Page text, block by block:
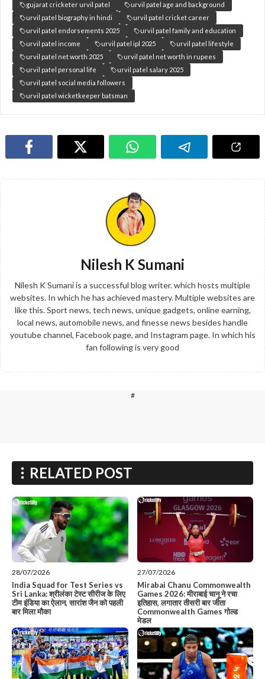
gujarat cricketer urvil patel
urvil patel age and background
urvil patel biography in hindi
urvil patel cricket career
urvil patel endorsements 2025
urvil patel family and education
urvil patel income
urvil patel ipl 2025
urvil patel lifestyle
urvil patel net worth 2025
urvil patel net worth in rupees
urvil patel personal life
urvil patel salary 2025
urvil patel social media followers
urvil patel wicketkeeper batsman
Nilesh K Sumani
Nilesh K Sumani is a successful blog writer. which hosts multiple
websites. In which he has achieved mastery. Multiple websites are
like this. Sport news, tech news, unique gadgets, online earning,
local news, automobile news, and finesse news besides handle
youtube channel, Facebook page, and Instagram page. In which his
fan following is very good
#
RELATED POST
28/07/2026
India Squad for Test Series vs
Sri Lanka: श्रीलंका टेस्ट सीरीज के लिए
टीम इंडिया का ऐलान, सारांश जैन को पहली
बार मिला मौका
27/07/2026
Mirabai Chanu Commonwealth
Games 2026: मीराबाई चानू ने रचा
इतिहास, लगातार तीसरी बार जीता
Commonwealth Games गोल्ड
मेडल